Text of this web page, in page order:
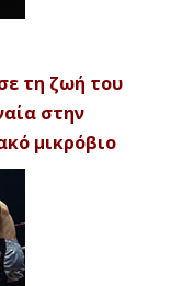
τη ζωή του
στην
μικρόβιο